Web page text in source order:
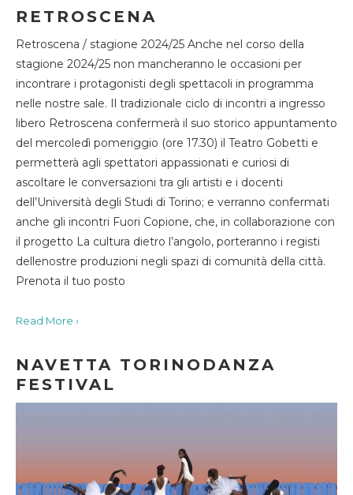
RETROSCENA
Retroscena / stagione 2024/25 Anche nel corso della
stagione 2024/25 non mancheranno le occasioni per
incontrare i protagonisti degli spettacoli in programma
nelle nostre sale. Il tradizionale ciclo di incontri a ingresso
libero Retroscena confermerà il suo storico appuntamento
del mercoledì pomeriggio (ore 17.30) il Teatro Gobetti e
permetterà agli spettatori appassionati e curiosi di
ascoltare le conversazioni tra gli artisti e i docenti
dell’Università degli Studi di Torino; e verranno confermati
anche gli incontri Fuori Copione, che, in collaborazione con
il progetto La cultura dietro l’angolo, porteranno i registi
dellenostre produzioni negli spazi di comunità della città.
Prenota il tuo posto
Read More ›
NAVETTA TORINODANZA
FESTIVAL